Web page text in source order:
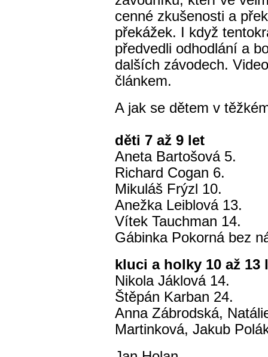
cenné zkušenosti a
překážek. I když
předvedli odhodlání a
dalších závodech.
článkem.
A jak se dětem v
děti 7 až 9 let
Aneta Bartošová 5.
Richard Cogan 6.
Mikuláš Frýzl 10.
Anežka Leiblová 13.
Vítek Tauchman 14.
Gábinka Pokorná bez
kluci a holky 10 až 13
Nikola Jáklová 14.
Štěpán Karban 24.
Anna Zábrodská,
Martinková, Jakub